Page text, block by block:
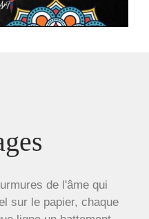
de l'âme qui
sur le papier, chaque